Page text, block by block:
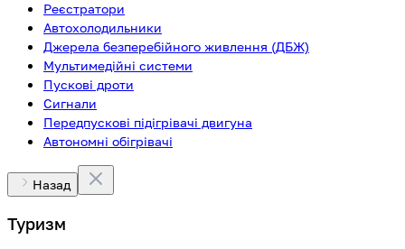
Реєстратори
Автохолодильники
Джерела безперебійного живлення (ДБЖ)
Мультимедійні системи
Пускові дроти
Сигнали
Передпускові підігрівачі двигуна
Автономні обігрівачі
Назад
Туризм